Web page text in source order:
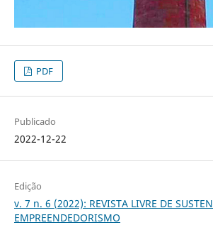
PDF
Publicado
2022-12-22
Edição
v. 7 n. 6 (2022): REVISTA LIVRE DE
EMPREENDEDORISMO